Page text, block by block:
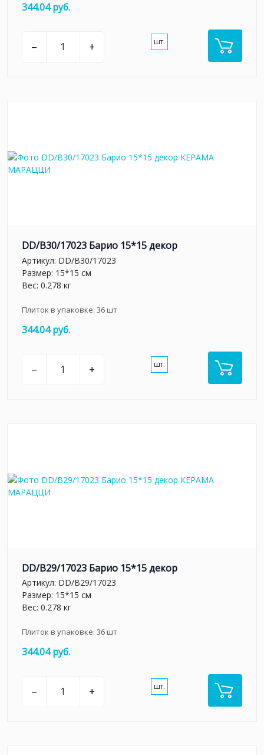
344.04 руб.
– + шт.
DD/B30/17023 Барио 15*15 декор
Артикул: DD/B30/17023
Размер: 15*15 см
Вес: 0.278 кг
Плиток в упаковке: 36шт
344.04 руб.
– + шт.
DD/B29/17023 Барио 15*15 декор
Артикул: DD/B29/17023
Размер: 15*15 см
Вес: 0.278 кг
Плиток в упаковке: 36шт
344.04 руб.
– + шт.